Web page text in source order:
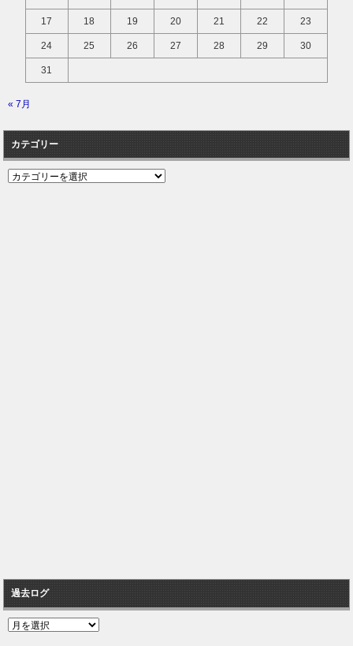
17 18 19 20 21 22 23
24 25 26 27 28 29 30
31
« 7月
カテゴリー
カ
過去ログ
過